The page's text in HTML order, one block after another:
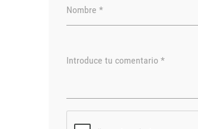
Nombre *
Introduce tu comentario *